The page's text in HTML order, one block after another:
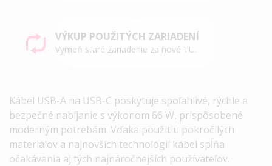
VÝKUP POUŽITÝCH ZARIADENÍ
Vymeň staré zariadenie za nové TU.
Kábel USB-A na USB-C poskytuje spoľahlivé, rýchle a
bezpečné nabíjanie s výkonom 66 W, prispôsobené
moderným potrebám. Vďaka použitiu pokročilých
materiálov a najnovších technológií kábel spĺňa
očakávania aj tých najnáročnejších používateľov.